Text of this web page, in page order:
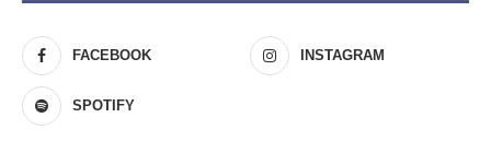
FACEBOOK INSTAGRAM
SPOTIFY